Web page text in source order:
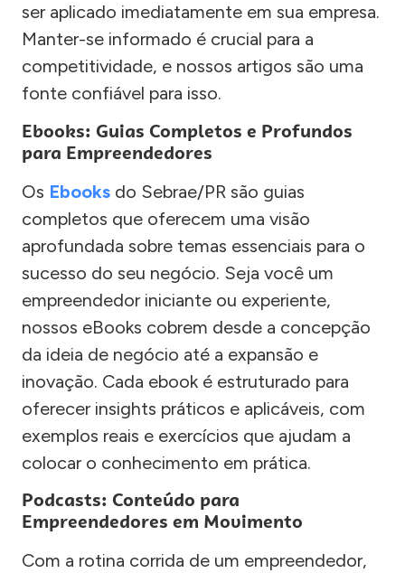
ser aplicado imediatamente em sua empresa.
Manter-se informado é crucial para a
competitividade, e nossos artigos são uma
fonte confiável para isso.
Ebooks: Guias Completos e Profundos
para Empreendedores
Os Ebooks do Sebrae/PR são guias
completos que oferecem uma visão
aprofundada sobre temas essenciais para o
sucesso do seu negócio. Seja você um
empreendedor iniciante ou experiente,
nossos eBooks cobrem desde a concepção
da ideia de negócio até a expansão e
inovação. Cada ebook é estruturado para
oferecer insights práticos e aplicáveis, com
exemplos reais e exercícios que ajudam a
colocar o conhecimento em prática.
Podcasts: Conteúdo para
Empreendedores em Movimento
Com a rotina corrida de um empreendedor,